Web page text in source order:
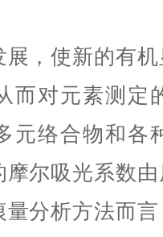
展，使新的有
而对元素测定
元络合物和各
摩尔吸光系数
分析方法而